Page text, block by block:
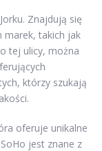
Znajdują się
marek, takich jak
tej ulicy, można
którzy szukają
oferuje unikalne
jest znane z